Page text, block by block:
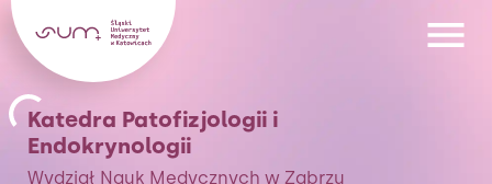
Katedra Patofizjologii i
Endokrynologii
Wydział Nauk Medycznych w Zabrzu